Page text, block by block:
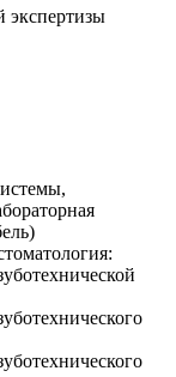
экспертизы